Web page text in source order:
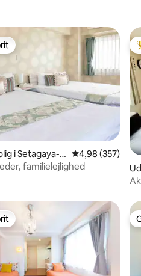
bedømmelse, 150 omtaler
i Setagaya-k
4,98 ud af 5 i
4,98 (357)
familielejlighed
u